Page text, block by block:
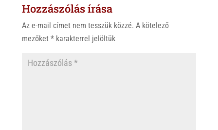
A
p
o
k
Hozzászólás írása
Az e-mail címet nem tesszük közzé. A kötelező
mezőket *karakterrel jelöltük